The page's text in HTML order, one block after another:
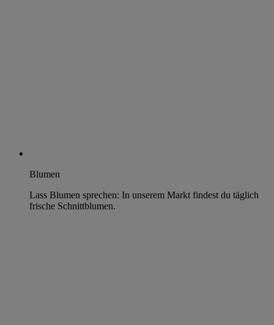
Blumen
Lass Blumen sprechen: In unserem Markt findest du täglich
frische Schnittblumen.